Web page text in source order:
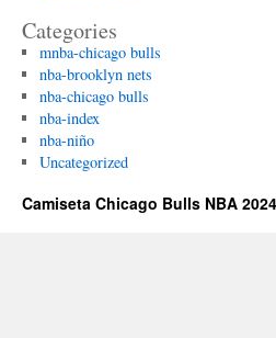
Categories
mnba-chicago bulls
nba-brooklyn nets
nba-chicago bulls
nba-index
nba-niño
Uncategorized
Camiseta Chicago Bulls NBA